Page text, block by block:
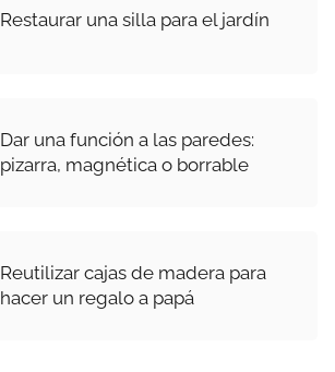
Restaurar una silla para el jardín
Dar una función a las paredes:
pizarra, magnética o borrable
Reutilizar cajas de madera para
hacer un regalo a papá